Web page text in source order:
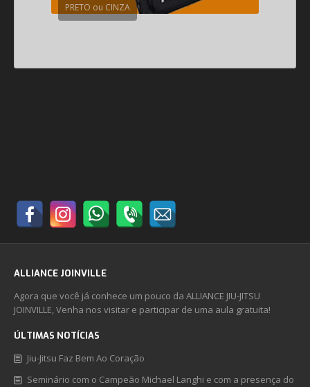
PRETO ou CINZA
ALLIANCE JOINVILLE
Agora que você já conhece um pouco da ALLIANCE JIU-JITSU
JOINVILLE, Venha nos visitar e participar de uma aula gratuita!
ÚLTIMAS NOTÍCIAS
Jiu-Jitsu Faz Bem Ao Coração
Seminário com o Campeão Michael Langhi e com a presença do